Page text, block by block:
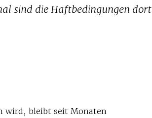
sind die Haftbedingungen dort
wird, bleibt seit Monaten